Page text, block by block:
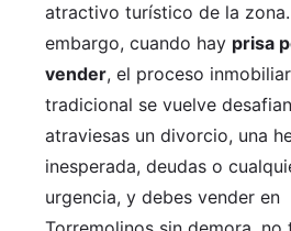
atractivo turístico de la
embargo, cuando hay prisa
vender, el proceso
tradicional se vuelve
atraviesas un divorcio, una
inesperada, deudas o
urgencia, y debes vender en